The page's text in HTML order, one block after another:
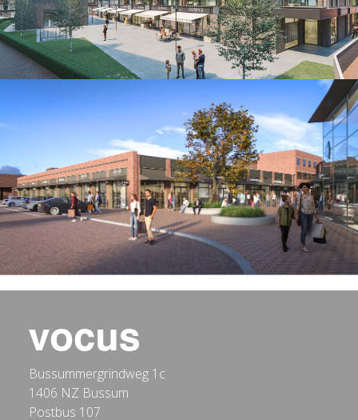
Bussummergrindweg 1c
1406 NZ Bussum
Postbus 107